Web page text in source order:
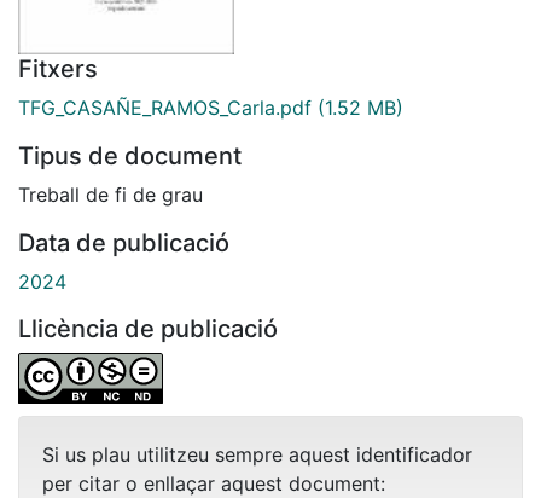
Fitxers
TFG_CASAÑE_RAMOS_Carla.pdf (1.52 MB)
Tipus de document
Treball de fi de grau
Data de publicació
2024
Llicència de publicació
Si us plau utilitzeu sempre aquest identificador
per citar o enllaçar aquest document: